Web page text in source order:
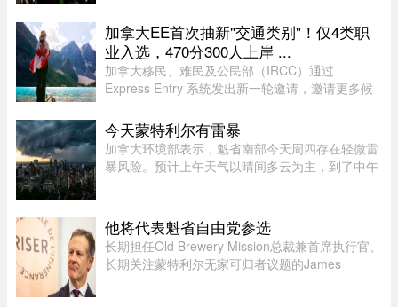
大人表示，即使美国酒类重新摆上货架，他们也不
太可能购买。 ...
加拿大EE首次抽新"交通类别"！仅4类职
业入选，470分300人上岸 ...
加拿大移民、难民及公民部（IRCC）通过
Express Entry 系统发出新一轮邀请，邀请更多候
Andre Furtado在本次抽选中，移民部针对全新的
交通类别（Transport category）发出 ...
今天蒙特利尔有雷暴
加拿大环境部表示，魁省南部今天周四存在轻微雷
暴风险。预计上午天气以晴间多云为主，到了中午
Mauricie地区下午也有可能受 ...
他将代表魁省自由党参选
长期担任Old Brewery Mission总裁兼首席执行官、
长期关注蒙特利尔无家可归者议题的James